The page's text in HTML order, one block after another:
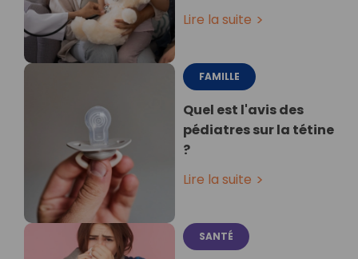
Lire la suite
FAMILLE
Quel est l'avis des
pédiatres sur la tétine
?
Lire la suite
SANTÉ